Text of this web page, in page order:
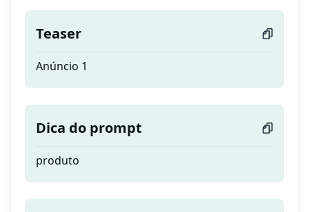
Teaser
Anúncio 1
Dica do prompt
produto